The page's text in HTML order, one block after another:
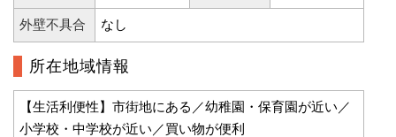
外壁不具合 なし
所在地域情報
【生活利便性】市街地にある／幼稚園・保育園が近い／
小学校・中学校が近い／買い物が便利